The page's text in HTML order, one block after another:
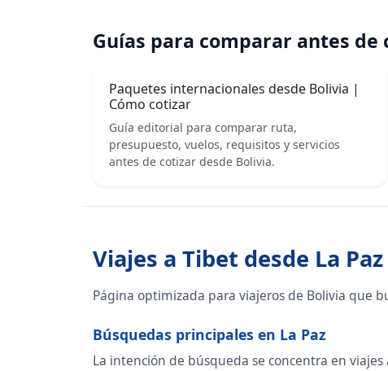
Guías para comparar antes de
Paquetes internacionales desde Bolivia |
Cómo cotizar
Guía editorial para comparar ruta,
presupuesto, vuelos, requisitos y servicios
antes de cotizar desde Bolivia.
Viajes a Tibet desde La Paz
Página optimizada para viajeros de Bolivia que
Búsquedas principales en La Paz
La intención de búsqueda se concentra en